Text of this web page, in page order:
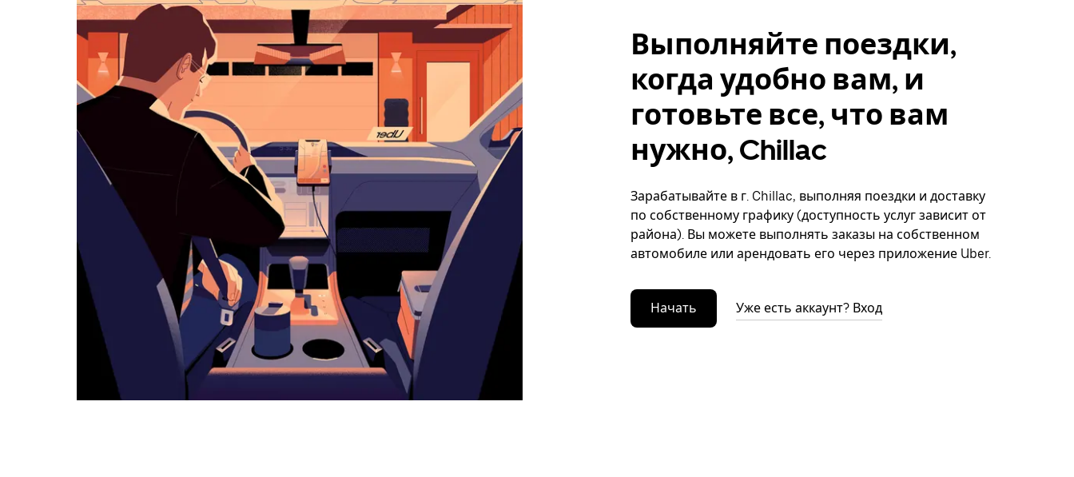
закрыть
календарь,
нажмите
Esc.
Выполняйте поездки,
когда удобно вам, и
готовьте все, что вам
нужно, Chillac
Зарабатывайте в г. Chillac, выполняя поездки и доставку
по собственному графику (доступность услуг зависит от
района). Вы можете выполнять заказы на собственном
автомобиле или арендовать его через приложение Uber.
Начать Уже есть аккаунт? Вход